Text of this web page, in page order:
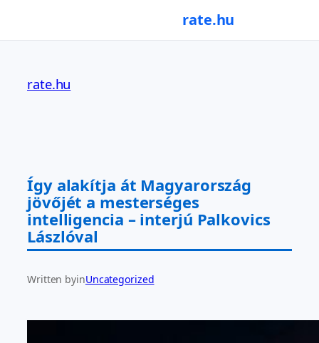
rate.hu
tartalomhoz
rate.hu
Így alakítja át Magyarország
jövőjét a mesterséges
intelligencia – interjú Palkovics
Lászlóval
Written byinUncategorized